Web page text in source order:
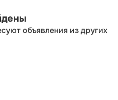
объявления из других